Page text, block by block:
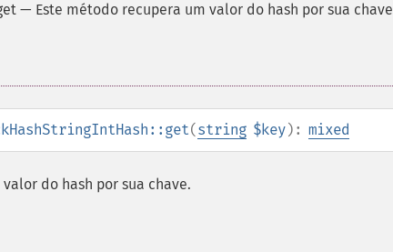
— Este método recupera um valor do hash por sua chave
(string $key): mixed
do hash por sua chave.